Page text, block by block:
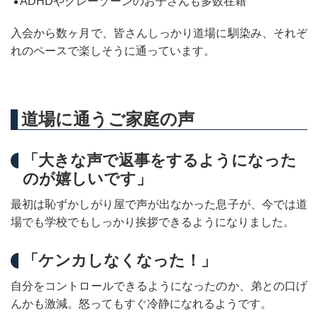
入会から数ヶ月で、皆さんしっかり道場に馴染み、それぞ
れのペースで楽しそうに通っています。
道場に通うご家庭の声
「大きな声で返事をするようになった
のが嬉しいです」
最初は恥ずかしがり屋で声が出なかった息子が、今では道
場でも学校でもしっかり挨拶できるようになりました。
「ケンカしなくなった！」
自分をコントロールできるようになったのか、弟との口げ
んかも激減。怒ってもすぐ冷静になれるようです。